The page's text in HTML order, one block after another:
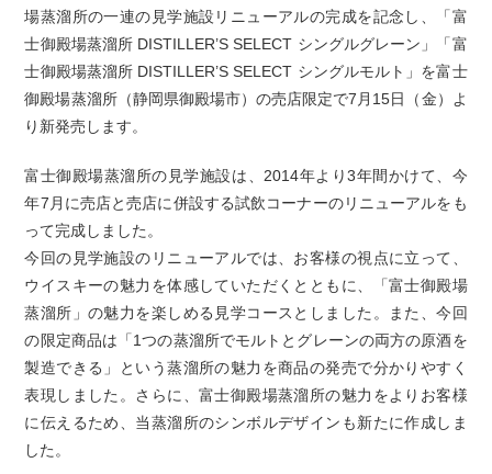
場蒸溜所の一連の見学施設リニューアルの完成を記念し、「富
士御殿場蒸溜所 DISTILLER’S SELECT シングルグレーン」「富
士御殿場蒸溜所 DISTILLER’S SELECT シングルモルト」を富士
御殿場蒸溜所（静岡県御殿場市）の売店限定で7月15日（金）よ
り新発売します。
富士御殿場蒸溜所の見学施設は、2014年より3年間かけて、今
年7月に売店と売店に併設する試飲コーナーのリニューアルをも
って完成しました。
今回の見学施設のリニューアルでは、お客様の視点に立って、
ウイスキーの魅力を体感していただくとともに、「富士御殿場
蒸溜所」の魅力を楽しめる見学コースとしました。また、今回
の限定商品は「1つの蒸溜所でモルトとグレーンの両方の原酒を
製造できる」という蒸溜所の魅力を商品の発売で分かりやすく
表現しました。さらに、富士御殿場蒸溜所の魅力をよりお客様
に伝えるため、当蒸溜所のシンボルデザインも新たに作成しま
した。